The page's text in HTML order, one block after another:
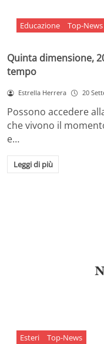
Educazione Top-News
Quinta dimensione,
tempo
Estrella Herrera 20
Possono accedere
che vivono il
e…
Leggi di più
Esteri Top-News